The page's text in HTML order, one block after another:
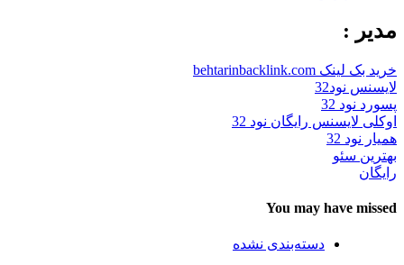
مدیر :
خرید بک لینک behtarinbacklink.com
لایسنس نود32
پسورد نود 32
اوکلی لایسنس رایگان نود 32
همیار نود 32
بهترین سئو
رایگان
You may have missed
دسته‌بندی نشده